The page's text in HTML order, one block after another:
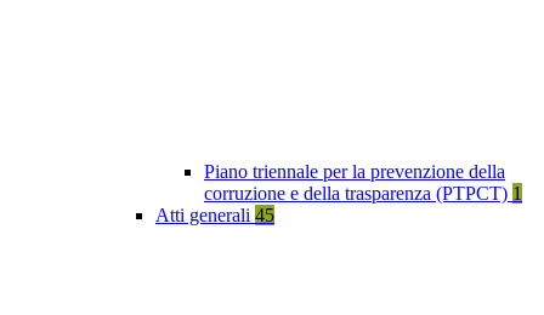
Piano triennale per la prevenzione della
corruzione e della trasparenza (PTPCT) 1
Atti generali 45